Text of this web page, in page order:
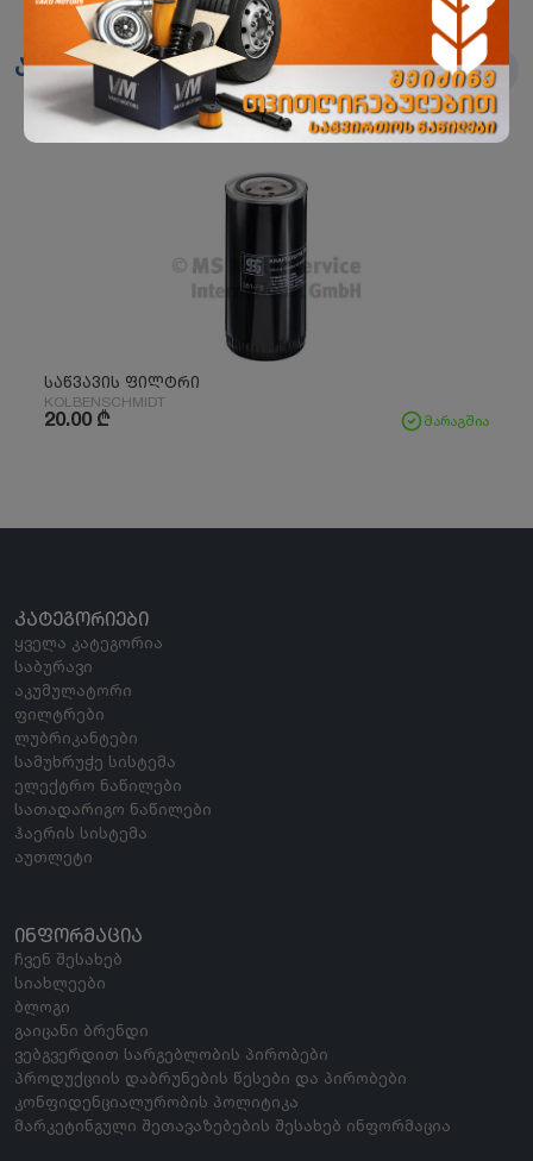
ანალოგები
საწვავის ფილტრი
KOLBENSCHMIDT
მარაგშია
20.00 ₾
ᲙᲐᲢᲔᲒᲝᲠᲘᲔᲑᲘ
ყველა კატეგორია
საბურავი
აკუმულატორი
ფილტრები
ლუბრიკანტები
სამუხრუჭე სისტემა
ელექტრო ნაწილები
სათადარიგო ნაწილები
ჰაერის სისტემა
აუთლეტი
ᲘᲜᲤᲝᲠᲛᲐᲪᲘᲐ
ჩვენ შესახებ
სიახლეები
ბლოგი
გაიცანი ბრენდი
ვებგვერდით სარგებლობის პირობები
პროდუქციის დაბრუნების წესები და პირობები
კონფიდენციალურობის პოლიტიკა
მარკეტინგული შეთავაზებების შესახებ ინფორმაცია